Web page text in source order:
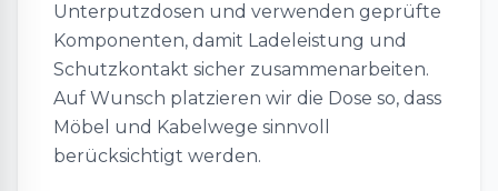
Unterputzdosen und verwenden geprüfte
Komponenten, damit Ladeleistung und
Schutzkontakt sicher zusammenarbeiten.
Auf Wunsch platzieren wir die Dose so, dass
Möbel und Kabelwege sinnvoll
berücksichtigt werden.